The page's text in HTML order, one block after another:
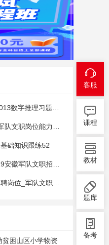
字推理习题精解
职岗位能力备考
础知识跟练52
军队文职人员招聘公共基础写作
军队文职招聘考试网
困山区小学物资
客服
课程
教材
题库
备考